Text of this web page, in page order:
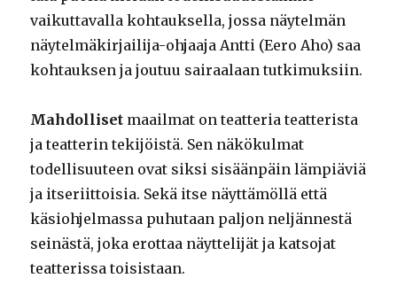
vaikuttavalla kohtauksella, jossa näytelmän
näytelmäkirjailija-ohjaaja Antti (Eero Aho) saa
kohtauksen ja joutuu sairaalaan tutkimuksiin.
Mahdolliset maailmat on teatteria teatterista
ja teatterin tekijöistä. Sen näkökulmat
todellisuuteen ovat siksi sisäänpäin lämpiäviä
ja itseriittoisia. Sekä itse näyttämöllä että
käsiohjelmassa puhutaan paljon neljännestä
seinästä, joka erottaa näyttelijät ja katsojat
teatterissa toisistaan.